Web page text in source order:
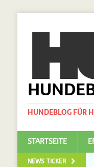
HUNDEBLOG FÜR
STARTSEITE
NEWS TICKER